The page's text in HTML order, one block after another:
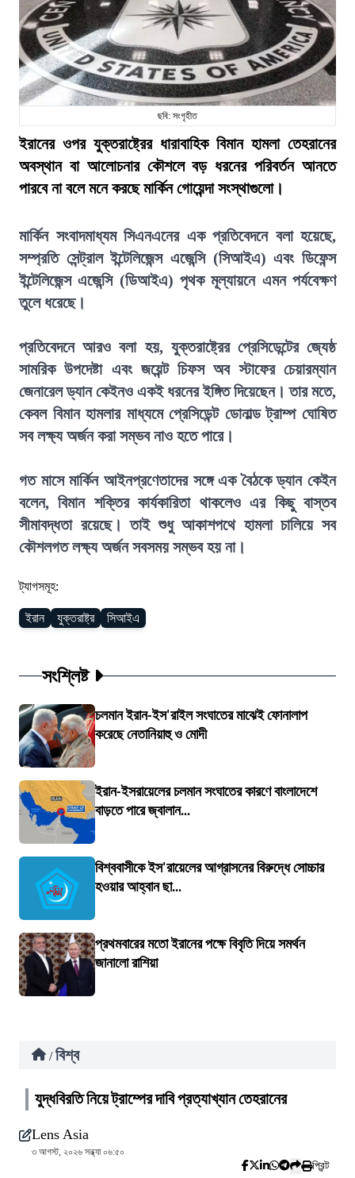
ছবি: সংগৃহীত
ইরানের ওপর যুক্তরাষ্ট্রের ধারাবাহিক বিমান হামলা তেহরানের
অবস্থান বা আলোচনার কৌশলে বড় ধরনের পরিবর্তন আনতে
পারবে না বলে মনে করছে মার্কিন গোয়েন্দা সংস্থাগুলো।
মার্কিন সংবাদমাধ্যম সিএনএনের এক প্রতিবেদনে বলা হয়েছে,
সম্প্রতি সেন্ট্রাল ইন্টেলিজেন্স এজেন্সি (সিআইএ) এবং ডিফেন্স
ইন্টেলিজেন্স এজেন্সি (ডিআইএ) পৃথক মূল্যায়নে এমন পর্যবেক্ষণ
তুলে ধরেছে।
প্রতিবেদনে আরও বলা হয়, যুক্তরাষ্ট্রের প্রেসিডেন্টের জ্যেষ্ঠ
সামরিক উপদেষ্টা এবং জয়েন্ট চিফস অব স্টাফের চেয়ারম্যান
জেনারেল ড্যান কেইনও একই ধরনের ইঙ্গিত দিয়েছেন। তার মতে,
কেবল বিমান হামলার মাধ্যমে প্রেসিডেন্ট ডোনাল্ড ট্রাম্প ঘোষিত
সব লক্ষ্য অর্জন করা সম্ভব নাও হতে পারে।
গত মাসে মার্কিন আইনপ্রণেতাদের সঙ্গে এক বৈঠকে ড্যান কেইন
বলেন, বিমান শক্তির কার্যকারিতা থাকলেও এর কিছু বাস্তব
সীমাবদ্ধতা রয়েছে। তাই শুধু আকাশপথে হামলা চালিয়ে সব
কৌশলগত লক্ষ্য অর্জন সবসময় সম্ভব হয় না।
ট্যাগসমূহ:
ইরান যুক্তরাষ্ট্র সিআইএ
সংশ্লিষ্ট
চলমান ইরান-ইস'রাইল সংঘাতের মাঝেই ফোনালাপ
করেছে নেতানিয়াহু ও মোদী
ইরান-ইসরায়েলের চলমান সংঘাতের কারণে বাংলাদেশে
বাড়তে পারে জ্বালান...
বিশ্ববাসীকে ইস'রায়েলের আগ্রাসনের বিরুদ্ধে সোচ্চার
হওয়ার আহ্বান ছা...
প্রথমবারের মতো ইরানের পক্ষে বিবৃতি দিয়ে সমর্থন
জানালো রাশিয়া
/ বিশ্ব
যুদ্ধবিরতি নিয়ে ট্রাম্পের দাবি প্রত্যাখ্যান তেহরানের
Lens Asia
৩ আগস্ট, ২০২৬ সন্ধ্যা ০৬:৫০
প্রিন্ট